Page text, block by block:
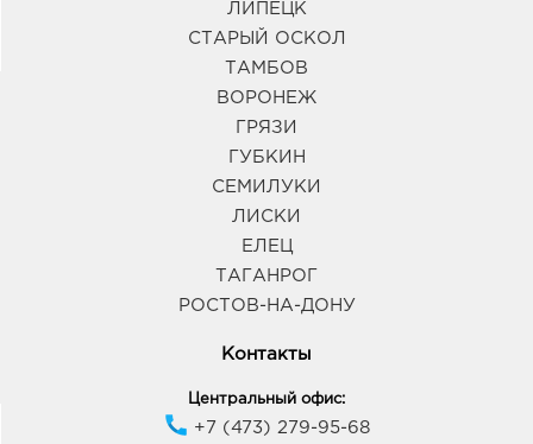
ЛИПЕЦК
СТАРЫЙ ОСКОЛ
ТАМБОВ
ВОРОНЕЖ
ГРЯЗИ
ГУБКИН
СЕМИЛУКИ
ЛИСКИ
ЕЛЕЦ
ТАГАНРОГ
РОСТОВ-НА-ДОНУ
Контакты
Центральный офис:
+7 (473) 279-95-68